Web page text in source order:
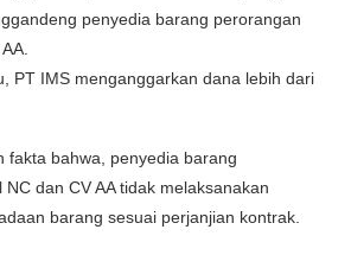
penyedia barang perorangan
PT IMS menganggarkan dana lebih dari
fakta bahwa, penyedia barang
dan CV AA tidak melaksanakan
barang sesuai perjanjian kontrak.